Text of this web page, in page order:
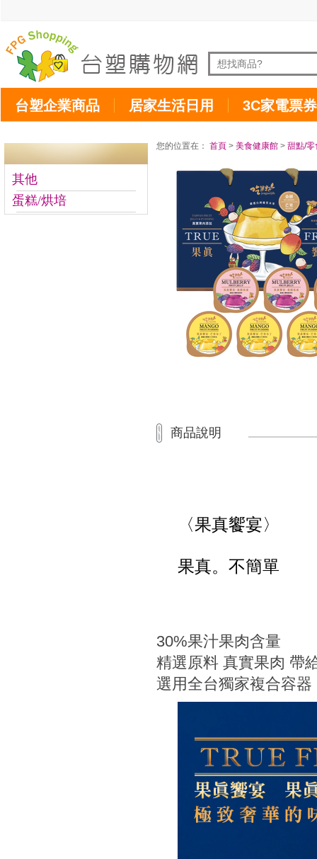
台塑企業商品 居家生活日用 3C家電票券
其他
蛋糕/烘培
您的位置在： 首頁 > 美食健康館 > 甜點/零
商品說明
〈果真饗宴〉
果真。不簡單
30%果汁果肉含量
精選原料 真實果肉 帶
選用全台獨家複合容